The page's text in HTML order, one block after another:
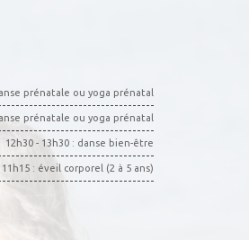
prénatale ou yoga prénatal
prénatale ou yoga prénatal
12h30 - 13h30 : danse bien-être
11h15 : éveil corporel (2 à 5 ans)